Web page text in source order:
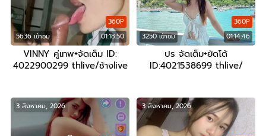
5636 เข้าชม 01:18:50
360P
VINNY คู่เทพ+จัดเต็ม ID:
4022900299 thlive/ช้างlive
3250 เข้าชม 01:14:46
360P
ปร จัดเต็ม+ยัดโด้
ID:4021538699 thlive/
3 สิงหาคม, 2026 3 สิงหาคม, 2026